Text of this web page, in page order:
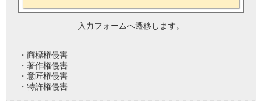
入力フォームへ遷移します。
・商標権侵害
・著作権侵害
・意匠権侵害
・特許権侵害